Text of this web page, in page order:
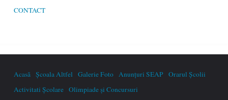
CONTACT
Acasă Școala Altfel Galerie Foto Anunțuri SEAP Orarul Școlii
Activitati Școlare Olimpiade și Concursuri